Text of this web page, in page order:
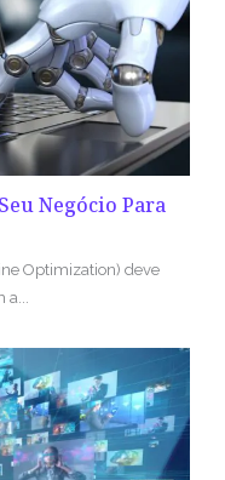
Negócio Para
Optimization) deve
a...